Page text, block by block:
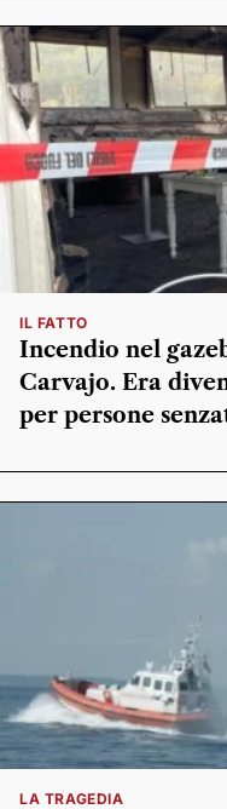
IL FATTO
Incendio nel
Carvajo. Era
per persone
LA TRAGEDIA